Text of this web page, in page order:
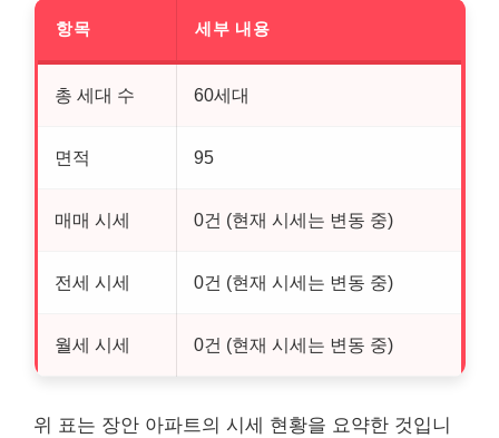
항목 세부 내용
총 세대 수 60세대
면적 95
매매 시세 0건 (현재 시세는 변동 중)
전세 시세 0건 (현재 시세는 변동 중)
월세 시세 0건 (현재 시세는 변동 중)
위 표는 장안 아파트의 시세 현황을 요약한 것입니